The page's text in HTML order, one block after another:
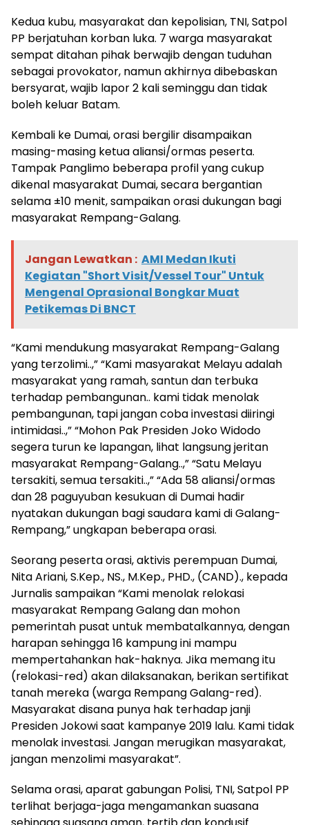
Kedua kubu, masyarakat dan kepolisian, TNI, Satpol
PP berjatuhan korban luka. 7 warga masyarakat
sempat ditahan pihak berwajib dengan tuduhan
sebagai provokator, namun akhirnya dibebaskan
bersyarat, wajib lapor 2 kali seminggu dan tidak
boleh keluar Batam.
Kembali ke Dumai, orasi bergilir disampaikan
masing-masing ketua aliansi/ormas peserta.
Tampak Panglimo beberapa profil yang cukup
dikenal masyarakat Dumai, secara bergantian
selama ±10 menit, sampaikan orasi dukungan bagi
masyarakat Rempang-Galang.
Jangan Lewatkan : AMI Medan Ikuti
Kegiatan "Short Visit/Vessel Tour" Untuk
Mengenal Oprasional Bongkar Muat
Petikemas Di BNCT
“Kami mendukung masyarakat Rempang-Galang
yang terzolimi..,” “Kami masyarakat Melayu adalah
masyarakat yang ramah, santun dan terbuka
terhadap pembangunan.. kami tidak menolak
pembangunan, tapi jangan coba investasi diiringi
intimidasi..,” “Mohon Pak Presiden Joko Widodo
segera turun ke lapangan, lihat langsung jeritan
masyarakat Rempang-Galang..,” “Satu Melayu
tersakiti, semua tersakiti..,” “Ada 58 aliansi/ormas
dan 28 paguyuban kesukuan di Dumai hadir
nyatakan dukungan bagi saudara kami di Galang-
Rempang,” ungkapan beberapa orasi.
Seorang peserta orasi, aktivis perempuan Dumai,
Nita Ariani, S.Kep., NS., M.Kep., PHD., (CAND)., kepada
Jurnalis sampaikan “Kami menolak relokasi
masyarakat Rempang Galang dan mohon
pemerintah pusat untuk membatalkannya, dengan
harapan sehingga 16 kampung ini mampu
mempertahankan hak-haknya. Jika memang itu
(relokasi-red) akan dilaksanakan, berikan sertifikat
tanah mereka (warga Rempang Galang-red).
Masyarakat disana punya hak terhadap janji
Presiden Jokowi saat kampanye 2019 lalu. Kami tidak
menolak investasi. Jangan merugikan masyarakat,
jangan menzolimi masyarakat”.
Selama orasi, aparat gabungan Polisi, TNI, Satpol PP
terlihat berjaga-jaga mengamankan suasana